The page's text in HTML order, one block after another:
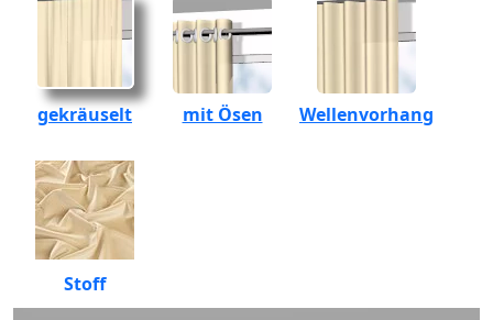
gekräuselt mit Ösen Wellenvorhang
Stoff